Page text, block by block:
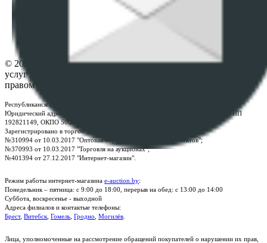
Настройки cookie-файлов
© 2026 Республиканское унитарное предприятие по оказанию
услуг "БелЮрОбеспечение" - Все права защищены авторским
правом
Республиканское унитарное предприятие по оказанию услуг "БелЮрОбеспечение"
Юридический адрес: г. Минск, пр-т. Дзержинского, 1Б, e-mail:
, УНП
192821149, ОКПО 500111895000
Зарегистрировано в торговом реестре Республики Беларусь:
№310994 от 10.03.2017 "Оптовая торговля без торговых объектов";
№370993 от 10.03.2017 "Торговля на аукционах";
№401394 от 27.12.2017 "Интернет-магазин".
Режим работы интернет-магазина e-auction.by:
Понедельник – пятница: с 9:00 до 18:00, перерыв на обед: с 13:00 до 14:00
Суббота, воскресенье - выходной
Адреса филиалов и контактые телефоны:
Брест, Витебск Гомель Гродно Могилёв
Лица, уполномоченные на рассмотрение обращений покупателей о нарушении их прав,